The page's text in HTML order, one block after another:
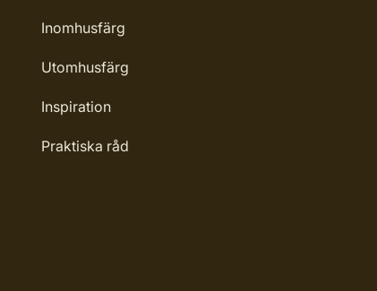
Inomhusfärg
Utomhusfärg
Inspiration
Praktiska råd